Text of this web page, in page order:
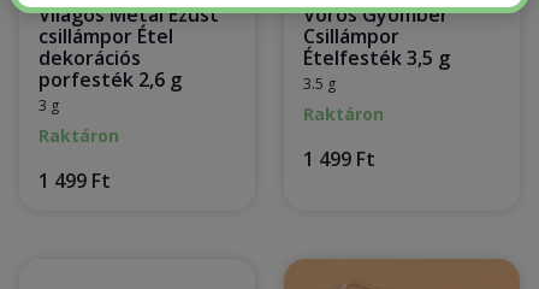
Világos Metál Ezüst
csillámpor Étel
dekorációs
porfesték 2,6 g
3 g
Raktáron
1 499 Ft
Vörös Gyömbér
Csillámpor
Ételfesték 3,5 g
3.5 g
Raktáron
1 499 Ft